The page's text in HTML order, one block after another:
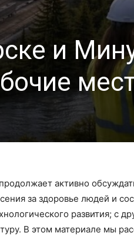
и
активно
за здоровье людей и
развития; с
В этом материале мы